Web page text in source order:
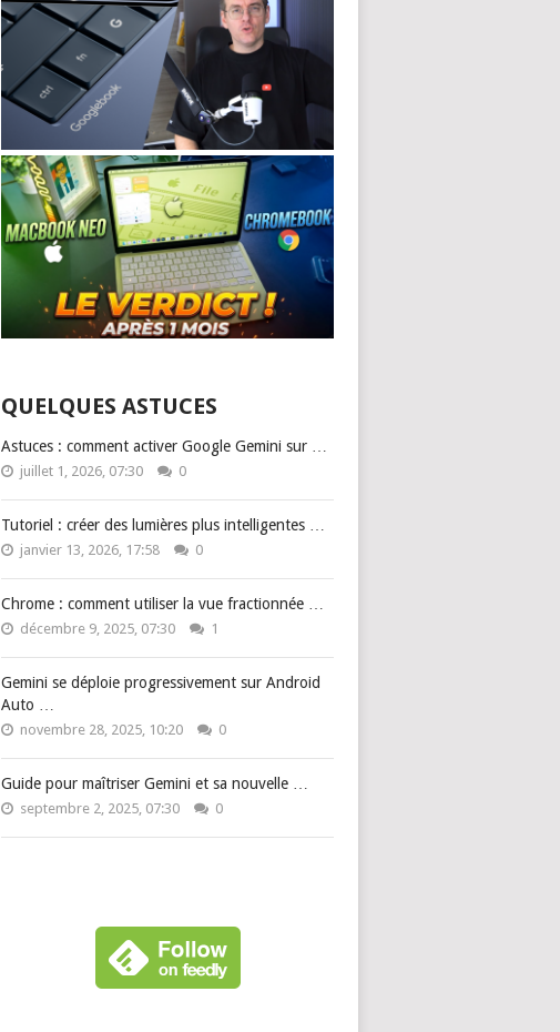
QUELQUES ASTUCES
Astuces : comment activer Google Gemini sur …
juillet 1, 2026, 07:30 0
Tutoriel : créer des lumières plus intelligentes …
janvier 13, 2026, 17:58 0
Chrome : comment utiliser la vue fractionnée …
décembre 9, 2025, 07:30 1
Gemini se déploie progressivement sur Android
Auto …
novembre 28, 2025, 10:20 0
Guide pour maîtriser Gemini et sa nouvelle …
septembre 2, 2025, 07:30 0